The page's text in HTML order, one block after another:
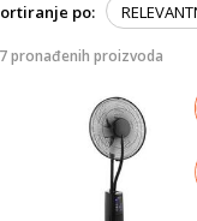
po:
pronađenih proizvoda